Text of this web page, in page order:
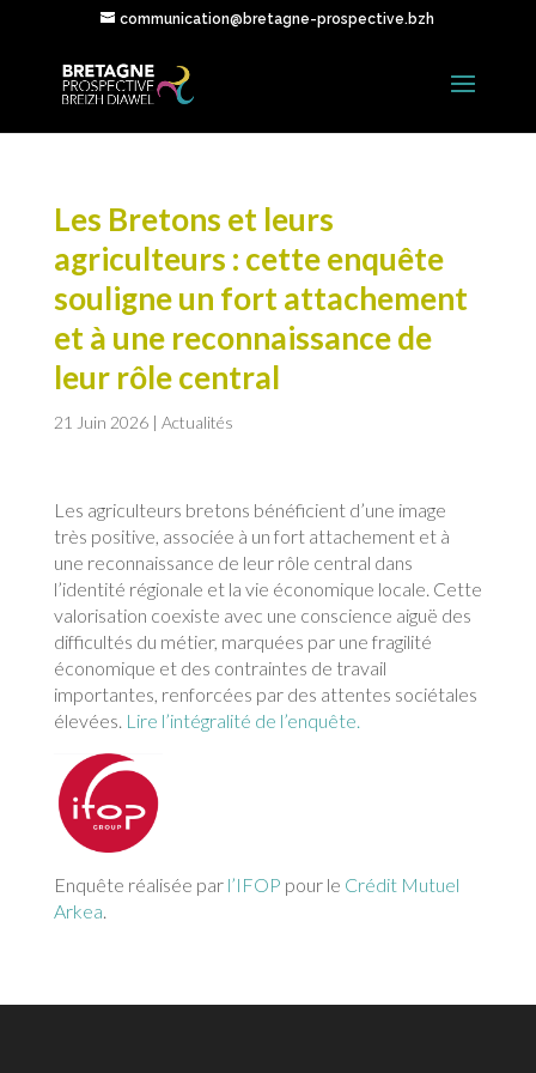
communication@bretagne-prospective.bzh
Les Bretons et leurs
agriculteurs : cette enquête
souligne un fort attachement
et à une reconnaissance de
leur rôle central
21 Juin 2026| Actualités
Les agriculteurs bretons bénéficient d’une image
très positive, associée à un fort attachement et à
une reconnaissance de leur rôle central dans
l’identité régionale et la vie économique locale. Cette
valorisation coexiste avec une conscience aiguë des
difficultés du métier, marquées par une fragilité
économique et des contraintes de travail
importantes, renforcées par des attentes sociétales
élevées. Lire l’intégralité de l’enquête.
Enquête réalisée par l’IFOP pour le Crédit Mutuel
Arkea.